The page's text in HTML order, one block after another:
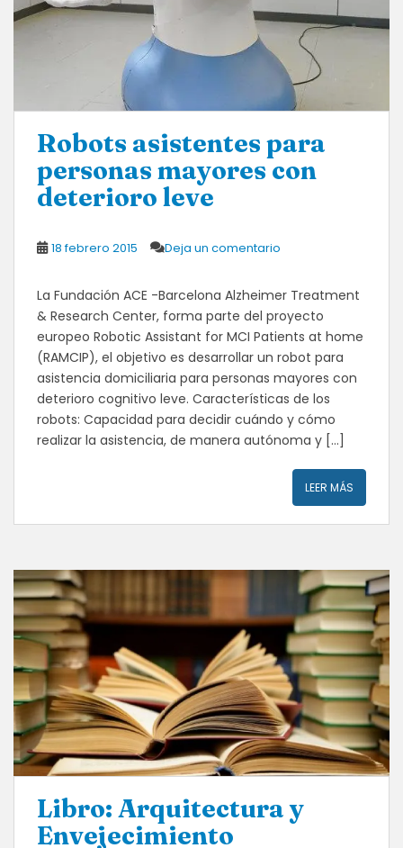
Robots asistentes para
personas mayores con
deterioro leve
18 febrero 2015 Deja un comentario
La Fundación ACE -Barcelona Alzheimer Treatment
& Research Center, forma parte del proyecto
europeo Robotic Assistant for MCI Patients at home
(RAMCIP), el objetivo es desarrollar un robot para
asistencia domiciliaria para personas mayores con
deterioro cognitivo leve. Características de los
robots: Capacidad para decidir cuándo y cómo
realizar la asistencia, de manera autónoma y […]
LEER MÁS
Libro: Arquitectura y
Envejecimiento